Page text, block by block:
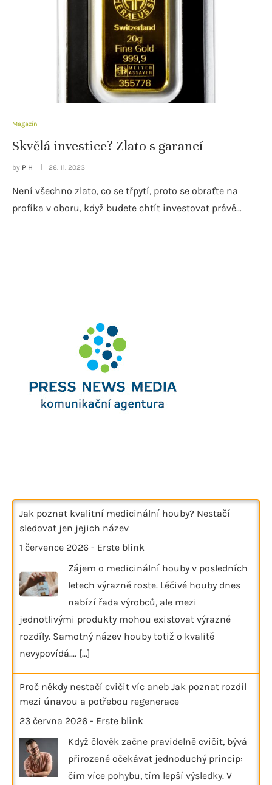
Magazín
Skvělá investice? Zlato s garancí
by P H 26. 11. 2023
Není všechno zlato, co se třpytí, proto se obraťte na
profíka v oboru, když budete chtít investovat právě…
Jak poznat kvalitní medicinální houby? Nestačí
sledovat jen jejich název
1 července 2026 - Erste blink
Zájem o medicinální houby v posledních
letech výrazně roste. Léčivé houby dnes
nabízí řada výrobců, ale mezi
jednotlivými produkty mohou existovat výrazné
rozdíly. Samotný název houby totiž o kvalitě
nevypovídá.… [...]
Proč někdy nestačí cvičit víc aneb Jak poznat rozdíl
mezi únavou a potřebou regenerace
23 června 2026 - Erste blink
Když člověk začne pravidelně cvičit, bývá
přirozené očekávat jednoduchý princip:
čím více pohybu, tím lepší výsledky. V